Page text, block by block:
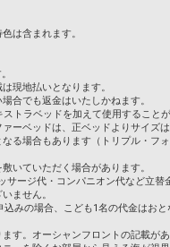
は含まれます。
現地払いとなります。
合でも返金はいたしかねます。
トラベッドを加えて使用すること
ーベッドは、正ベッドよりサイズは
る場合もあります（トリプル・フ
いていただく場合があります。
ージ代・コンパニオン代など立替
ません。
みの場合、こども1名の代金はお
す。オーシャンフロントの記載が